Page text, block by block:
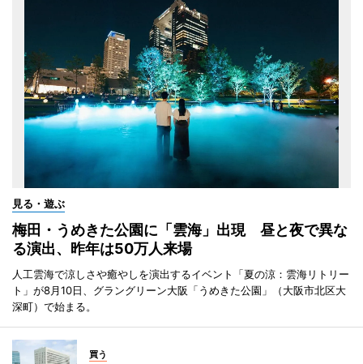
見る・遊ぶ
梅田・うめきた公園に「雲海」出現 昼と夜で異な
る演出、昨年は50万人来場
人工雲海で涼しさや癒やしを演出するイベント「夏の涼：雲海リトリー
ト」が8月10日、グラングリーン大阪「うめきた公園」（大阪市北区大
深町）で始まる。
買う